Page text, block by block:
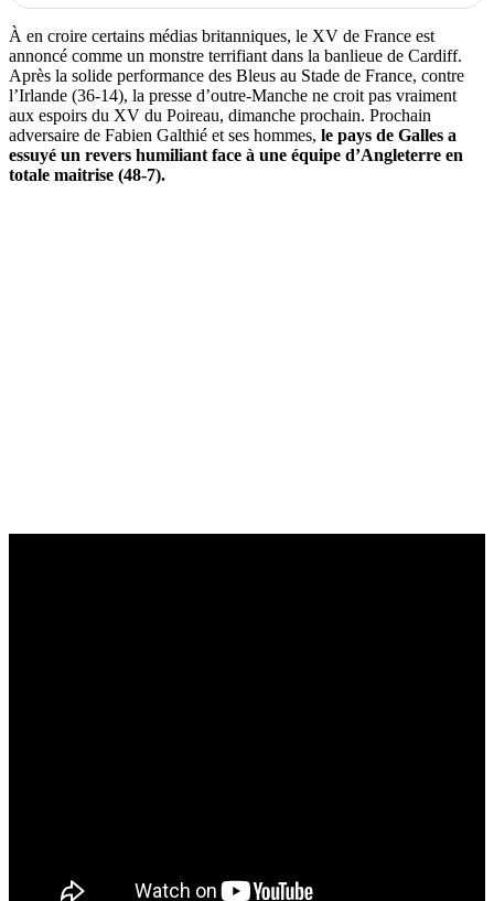
À en croire certains médias britanniques, le XV de France est
annoncé comme un monstre terrifiant dans la banlieue de Cardiff.
Après la solide performance des Bleus au Stade de France, contre
l’Irlande (36-14), la presse d’outre-Manche ne croit pas vraiment
aux espoirs du XV du Poireau, dimanche prochain. Prochain
adversaire de Fabien Galthié et ses hommes, le pays de Galles a
essuyé un revers humiliant face à une équipe d’Angleterre en
totale maitrise (48-7).